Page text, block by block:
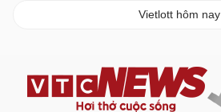
Vietlott hôm nay